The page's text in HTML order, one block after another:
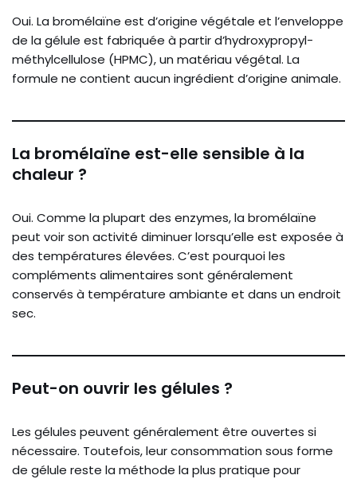
Oui. La bromélaïne est d’origine végétale et l’enveloppe
de la gélule est fabriquée à partir d’hydroxypropyl-
méthylcellulose (HPMC), un matériau végétal. La
formule ne contient aucun ingrédient d’origine animale.
La bromélaïne est-elle sensible à la
chaleur ?
Oui. Comme la plupart des enzymes, la bromélaïne
peut voir son activité diminuer lorsqu’elle est exposée à
des températures élevées. C’est pourquoi les
compléments alimentaires sont généralement
conservés à température ambiante et dans un endroit
sec.
Peut-on ouvrir les gélules ?
Les gélules peuvent généralement être ouvertes si
nécessaire. Toutefois, leur consommation sous forme
de gélule reste la méthode la plus pratique pour